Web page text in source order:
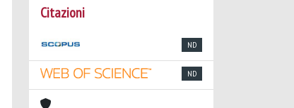
Citazioni
ND
ND